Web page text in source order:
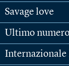
Savage love
Ultimo numero
Internazionale